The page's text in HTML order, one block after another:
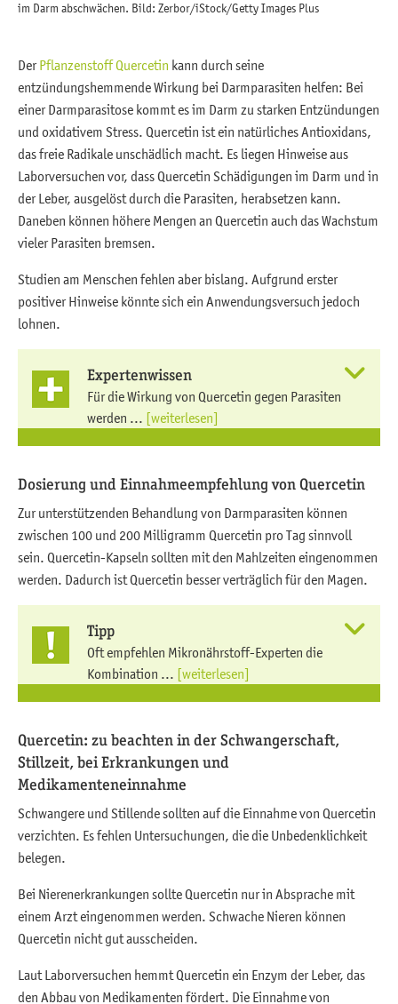
im Darm abschwächen. Bild: Zerbor/iStock/Getty Images Plus
DerPflanzenstoff Quercetin kann durch seine
entzündungshemmende Wirkung bei Darmparasiten helfen: Bei
einer Darmparasitose kommt es im Darm zu starken Entzündungen
und oxidativem Stress. Quercetin ist ein natürliches Antioxidans,
das freie Radikale unschädlich macht. Es liegen Hinweise aus
Laborversuchen vor, dass Quercetin Schädigungen im Darm und in
der Leber, ausgelöst durch die Parasiten, herabsetzen kann.
Daneben können höhere Mengen an Quercetin auch das Wachstum
vieler Parasiten bremsen.
Studien am Menschen fehlen aber bislang. Aufgrund erster
positiver Hinweise könnte sich ein Anwendungsversuch jedoch
lohnen.
Expertenwissen
Für die Wirkung von Quercetin gegen Parasiten
werden ... [weiterlesen]
Dosierung und Einnahmeempfehlung von Quercetin
Zur unterstützenden Behandlung von Darmparasiten können
zwischen 100 und 200 Milligramm Quercetin pro Tag sinnvoll
sein. Quercetin-Kapseln sollten mit den Mahlzeiten eingenommen
werden. Dadurch ist Quercetin besser verträglich für den Magen.
Tipp
Oft empfehlen Mikronährstoff-Experten die
Kombination ... [weiterlesen]
Quercetin: zu beachten in der Schwangerschaft,
Stillzeit, bei Erkrankungen und
Medikamenteneinnahme
Schwangere und Stillende sollten auf die Einnahme von Quercetin
verzichten. Es fehlen Untersuchungen, die die Unbedenklichkeit
belegen.
Bei Nierenerkrankungen sollte Quercetin nur in Absprache mit
einem Arzt eingenommen werden. Schwache Nieren können
Quercetin nicht gut ausscheiden.
Laut Laborversuchen hemmt Quercetin ein Enzym der Leber, das
den Abbau von Medikamenten fördert. Die Einnahme von